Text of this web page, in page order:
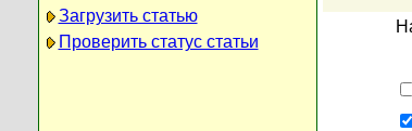
Загрузить статью
Проверить статус статьи